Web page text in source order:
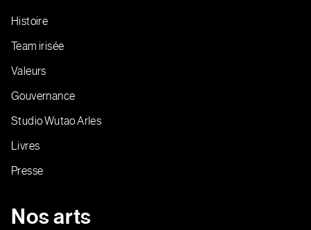
Histoire
Team irisée
Valeurs
Gouvernance
Studio Wutao Arles
Livres
Presse
Nos arts